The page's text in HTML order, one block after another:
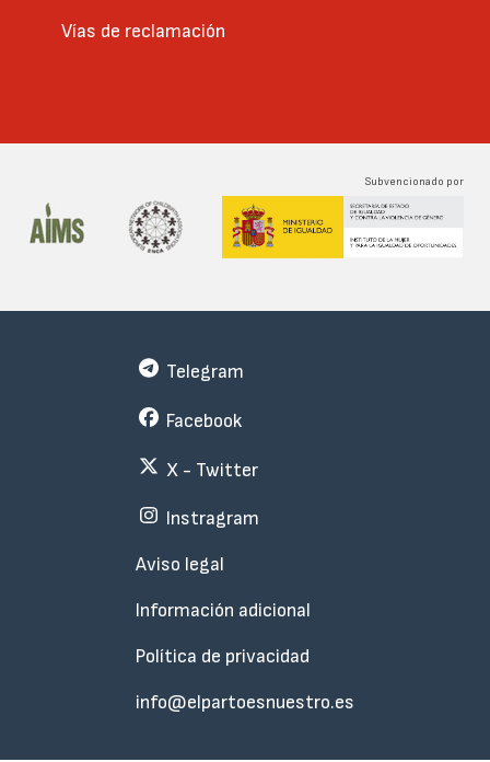
Vías de reclamación
Subvencionado por
Subfooter
Telegram
Facebook
X - Twitter
Instragram
Aviso legal
Información adicional
Política de privacidad
info@elpartoesnuestro.es